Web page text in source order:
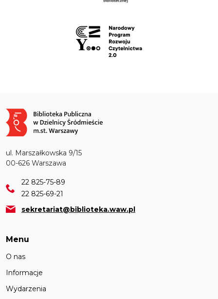
Obraz
ul. Marszałkowska 9/15
00-626 Warszawa
22 825-75-89
22 825-69-21
sekretariat@biblioteka.waw.pl
Menu
O nas
Informacje
Wydarzenia